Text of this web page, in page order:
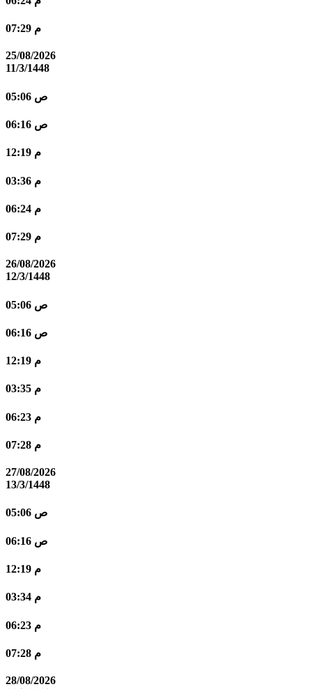
07:29 م
25/08/2026
11/3/1448
05:06 ص
06:16 ص
12:19 م
03:36 م
06:24 م
07:29 م
26/08/2026
12/3/1448
05:06 ص
06:16 ص
12:19 م
03:35 م
06:23 م
07:28 م
27/08/2026
13/3/1448
05:06 ص
06:16 ص
12:19 م
03:34 م
06:23 م
07:28 م
28/08/2026